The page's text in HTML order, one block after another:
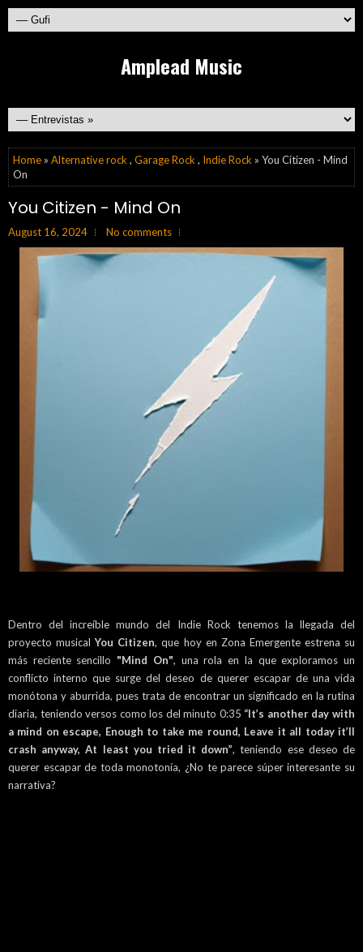
Amplead Music
Home » Alternative rock , Garage Rock , Indie Rock » You Citizen - Mind
On
You Citizen - Mind On
August 16, 2024 No comments
Dentro del increíble mundo del Indie Rock tenemos la llegada del
proyecto musicalYou Citizen, que hoy en Zona Emergente estrena su
más reciente sencillo "Mind On", una rola en la que exploramos un
conflicto interno que surge del deseo de querer escapar de una vida
monótona y aburrida, pues trata de encontrar un significado en la rutina
diaria, teniendo versos como los del minuto 0:35 “It’s another day with
a mind on escape, Enough to take me round, Leave it all today it’ll
crash anyway, At least you tried it down”, teniendo ese deseo de
querer escapar de toda monotonía, ¿No te parece súper interesante su
narrativa?